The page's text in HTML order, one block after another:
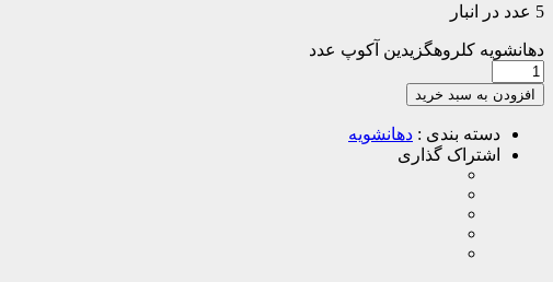
5 عدد در انبار
دهانشویه کلروهگزیدین آکوپ عدد
افزودن به سبد خرید
دسته بندی : دهانشویه
اشتراک گذاری